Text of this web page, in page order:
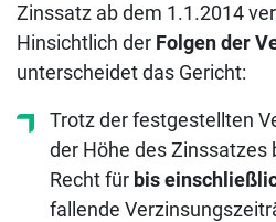
Zinssatz ab dem 1.1.2014
Hinsichtlich der Folgen der
unterscheidet das Gericht:
Trotz der festgestellten
der Höhe des Zinssatzes
Recht für bis
fallende